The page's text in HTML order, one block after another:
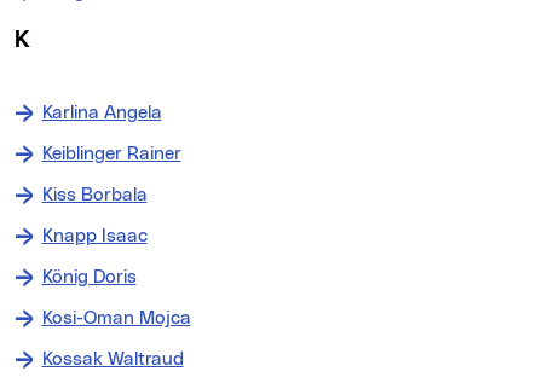
K
Karlina Angela
Keiblinger Rainer
Kiss Borbala
Knapp Isaac
König Doris
Kosi-Oman Mojca
Kossak Waltraud